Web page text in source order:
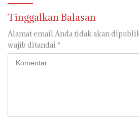
Tinggalkan Balasan
Alamat email Anda tidak akan
wajib ditandai *